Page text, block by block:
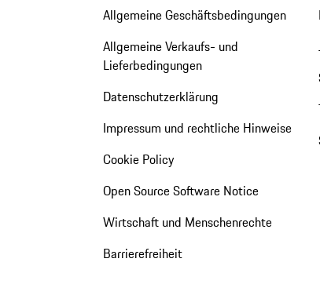
Allgemeine Geschäftsbedingungen
Allgemeine Verkaufs- und
Lieferbedingungen
Datenschutzerklärung
Impressum und rechtliche Hinweise
Cookie Policy
Open Source Software Notice
Wirtschaft und Menschenrechte
Barrierefreiheit